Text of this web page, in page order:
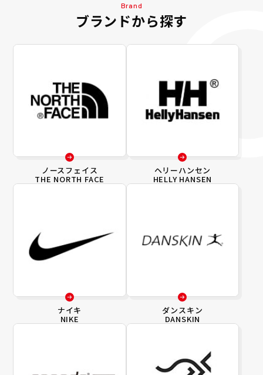
Brand
ブランドから探す
ノースフェイス
THE NORTH FACE
ヘリーハンセン
HELLY HANSEN
ナイキ
NIKE
ダンスキン
DANSKIN